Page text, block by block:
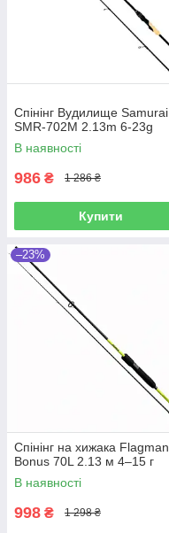
Спінінг Вудилище Samurai
SMR-702M 2.13m 6-23g
В наявності
986 ₴ 1 286 ₴
Купити
–23%
Спінінг на хижака Flagman
Bonus 70L 2.13 м 4–15 г
В наявності
998 ₴ 1 298 ₴